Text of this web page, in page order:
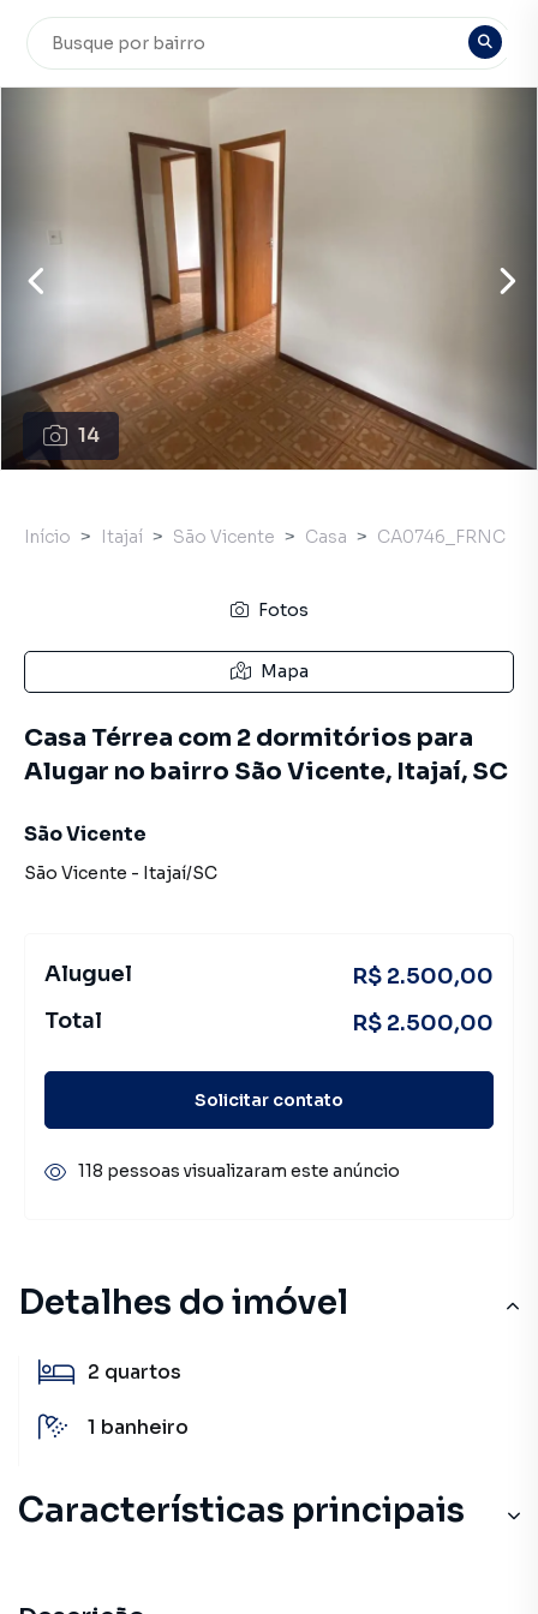
14
Detalhes do imóvel
2 quartos
1 banheiro
Características principais
Início Itajaí São Vicente Casa CA0746_FRNC
Fotos
Mapa
Casa Térrea com 2 dormitórios para
Alugar no bairro São Vicente, Itajaí, SC
São Vicente
São Vicente - Itajaí/SC
Aluguel
R$ 2.500,00
Total
R$ 2.500,00
Solicitar contato
118 pessoas visualizaram este anúncio